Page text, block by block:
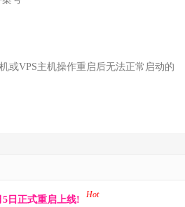
或VPS主机操作重启后无法正常启动的
日正式重启上线! Hot